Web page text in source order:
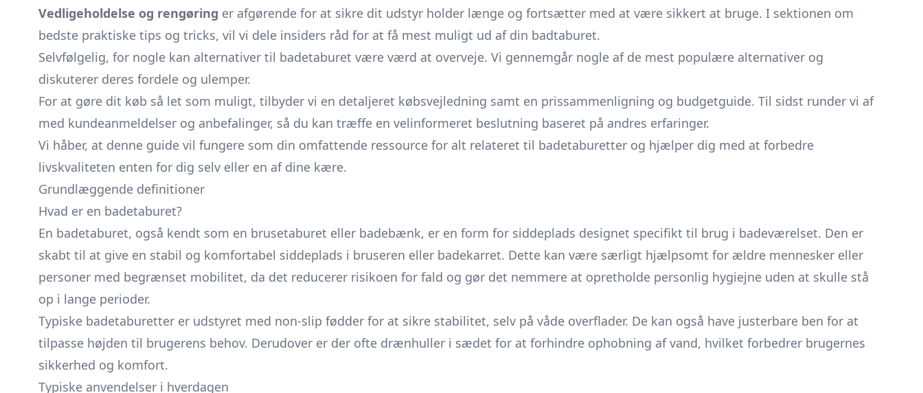
Vedligeholdelse og rengøring er afgørende for at sikre dit udstyr holder længe og fortsætter med at være sikkert at bruge. I sektionen om
bedste praktiske tips og tricks, vil vi dele insiders råd for at få mest muligt ud af din badtaburet.
Selvfølgelig, for nogle kan alternativer til badetaburet være værd at overveje. Vi gennemgår nogle af de mest populære alternativer og
diskuterer deres fordele og ulemper.
For at gøre dit køb så let som muligt, tilbyder vi en detaljeret købsvejledning samt en prissammenligning og budgetguide. Til sidst runder vi af
med kundeanmeldelser og anbefalinger, så du kan træffe en velinformeret beslutning baseret på andres erfaringer.
Vi håber, at denne guide vil fungere som din omfattende ressource for alt relateret til badetaburetter og hjælper dig med at forbedre
livskvaliteten enten for dig selv eller en af dine kære.
Grundlæggende definitioner
Hvad er en badetaburet?
En badetaburet, også kendt som en brusetaburet eller badebænk, er en form for siddeplads designet specifikt til brug i badeværelset. Den er
skabt til at give en stabil og komfortabel siddeplads i bruseren eller badekarret. Dette kan være særligt hjælpsomt for ældre mennesker eller
personer med begrænset mobilitet, da det reducerer risikoen for fald og gør det nemmere at opretholde personlig hygiejne uden at skulle stå
op i lange perioder.
Typiske badetaburetter er udstyret med non-slip fødder for at sikre stabilitet, selv på våde overflader. De kan også have justerbare ben for at
tilpasse højden til brugerens behov. Derudover er der ofte drænhuller i sædet for at forhindre ophobning af vand, hvilket forbedrer brugernes
sikkerhed og komfort.
Typiske anvendelser i hverdagen